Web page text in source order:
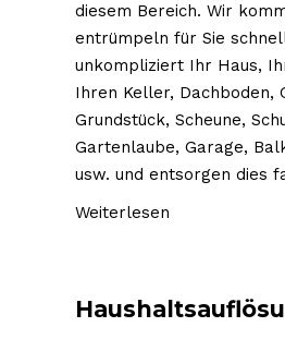
diesem Bereich. Wir
entrümpeln für Sie
unkompliziert Ihr Haus,
Ihren Keller, Dachboden,
Grundstück, Scheune,
Gartenlaube, Garage,
usw. und entsorgen dies
Weiterlesen